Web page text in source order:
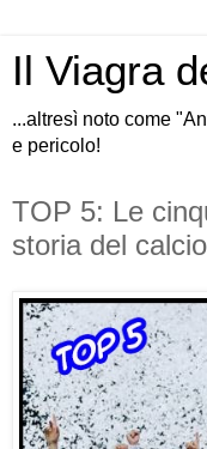
Il Viagra
...altresì noto come
e pericolo!
TOP 5: Le
storia del calcio